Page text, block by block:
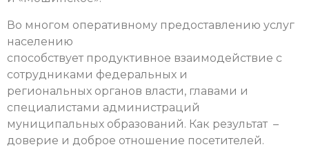
Во многом оперативному предоставлению услуг
населению
способствует продуктивное взаимодействие с
сотрудниками федеральных и
региональных органов власти, главами и
специалистами администраций
муниципальных образований. Как результат –
доверие и доброе отношение посетителей.